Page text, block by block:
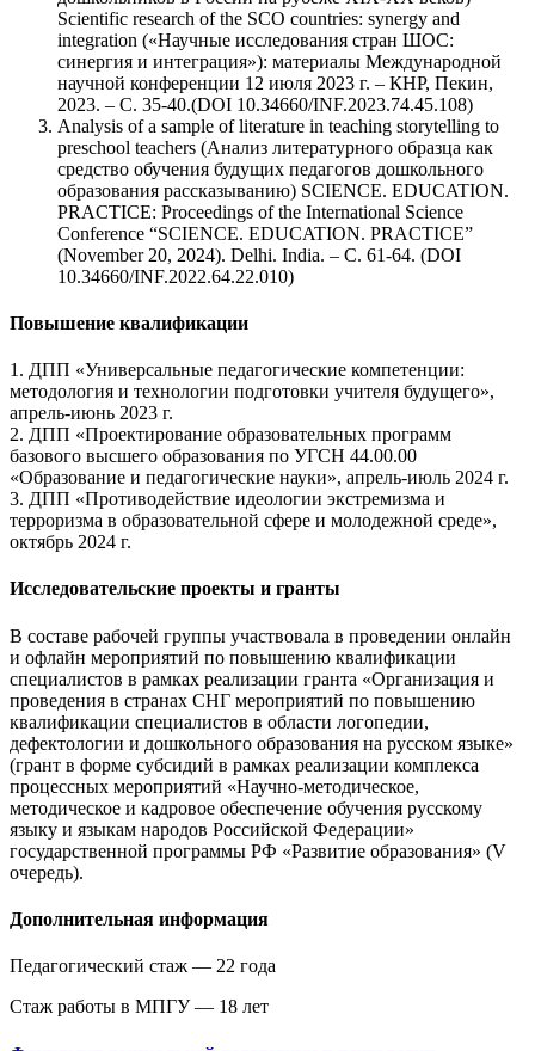
Scientific research of the SCO countries: synergy and
integration («Научные исследования стран ШОС:
синергия и интеграция»): материалы Международной
научной конференции 12 июля 2023 г. – КНР, Пекин,
2023. – С. 35-40.(DOI 10.34660/INF.2023.74.45.108)
Analysis of a sample of literature in teaching storytelling to
preschool teachers (Анализ литературного образца как
средство обучения будущих педагогов дошкольного
образования рассказыванию) SCIENCE. EDUCATION.
PRACTICE: Proceedings of the International Science
Conference “SCIENCE. EDUCATION. PRACTICE”
(November 20, 2024). Delhi. India. – С. 61-64. (DOI
10.34660/INF.2022.64.22.010)
Повышение квалификации
1. ДПП «Универсальные педагогические компетенции:
методология и технологии подготовки учителя будущего»,
апрель-июнь 2023 г.
2. ДПП «Проектирование образовательных программ
базового высшего образования по УГСН 44.00.00
«Образование и педагогические науки», апрель-июль 2024 г.
3. ДПП «Противодействие идеологии экстремизма и
терроризма в образовательной сфере и молодежной среде»,
октябрь 2024 г.
Исследовательские проекты и гранты
В составе рабочей группы участвовала в проведении онлайн
и офлайн мероприятий по повышению квалификации
специалистов в рамках реализации гранта «Организация и
проведения в странах СНГ мероприятий по повышению
квалификации специалистов в области логопедии,
дефектологии и дошкольного образования на русском языке»
(грант в форме субсидий в рамках реализации комплекса
процессных мероприятий «Научно-методическое,
методическое и кадровое обеспечение обучения русскому
языку и языкам народов Российской Федерации»
государственной программы РФ «Развитие образования» (V
очередь).
Дополнительная информация
Педагогический стаж — 22 года
Стаж работы в МПГУ — 18 лет